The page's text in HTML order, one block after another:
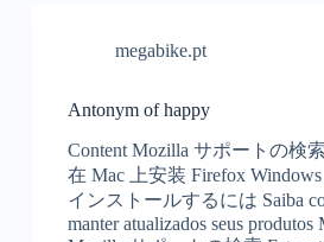
megabike.pt
Antonym of happy
Content Mozilla サポートの検
在 Mac 上安装 Firefox
インストールするには Saiba
manter atualizados seus